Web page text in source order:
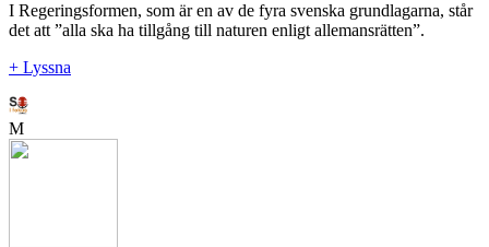
I Regeringsformen, som är en av de fyra svenska grundlagarna, står
det att ”alla ska ha tillgång till naturen enligt allemansrätten”.
+ Lyssna
M